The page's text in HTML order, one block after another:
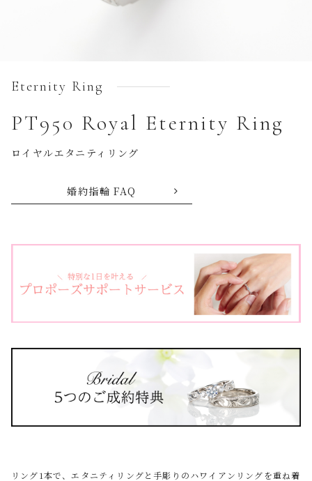
Eternity Ring
PT950 Royal Eternity Ring
ロイヤルエタニティリング
婚約指輪 FAQ
リング1本で、エタニティリングと手彫りのハワイアンリングを重ね着